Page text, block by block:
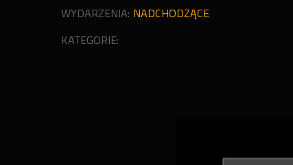
WYDARZENIA: NADCHODZĄCE
KATEGORIE: